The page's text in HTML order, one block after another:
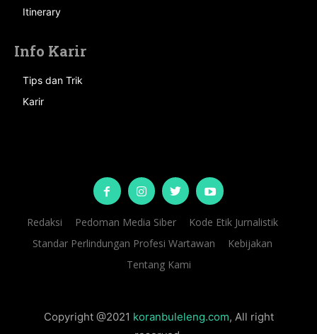
Itinerary
Info Karir
Tips dan Trik
Karir
Redaksi Pedoman Media Siber
Kode Etik Jurnalistik
Standar Perlindungan Profesi Wartawan
Kebijakan
Tentang Kami
Copyright @2021 koranbuleleng.com, All right